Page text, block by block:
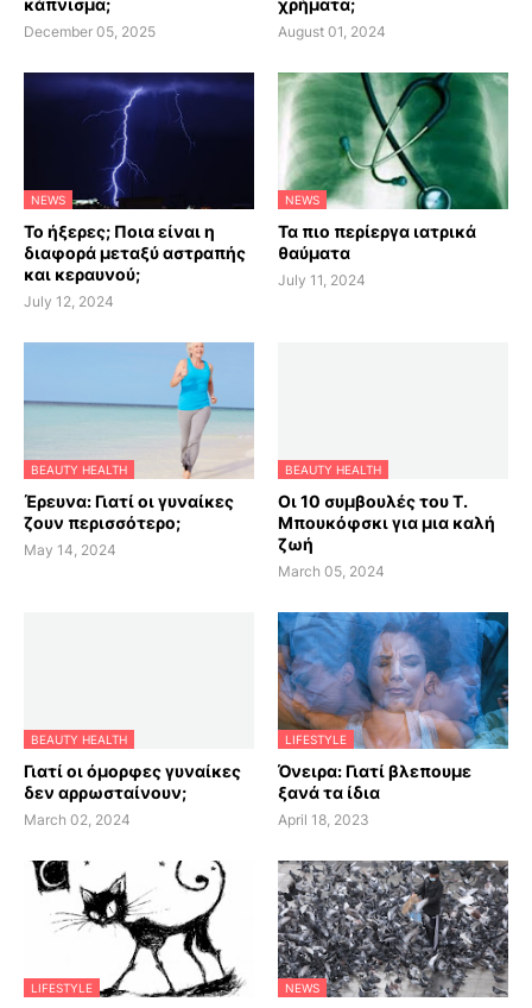
κάπνισμα;
December 05, 2025
χρήματα;
August 01, 2024
NEWS
Το ήξερες; Ποια είναι η
διαφορά μεταξύ αστραπής
και κεραυνού;
July 12, 2024
NEWS
Τα πιο περίεργα ιατρικά
θαύματα
July 11, 2024
BEAUTY HEALTH
Έρευνα: Γιατί οι γυναίκες
ζουν περισσότερο;
May 14, 2024
BEAUTY HEALTH
Οι 10 συμβουλές του Τ.
Μπουκόφσκι για μια καλή
ζωή
March 05, 2024
BEAUTY HEALTH
Γιατί οι όμορφες γυναίκες
δεν αρρωσταίνουν;
March 02, 2024
LIFESTYLE
Όνειρα: Γιατί βλεπουμε
ξανά τα ίδια
April 18, 2023
LIFESTYLE NEWS